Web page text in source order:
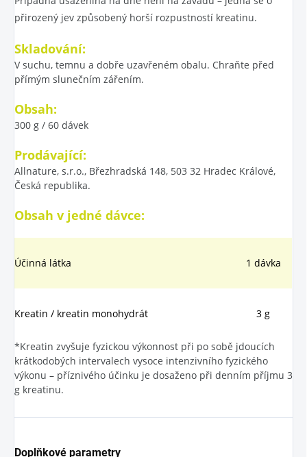
přirozený jev způsobený horší rozpustností kreatinu.
Skladování:
V suchu, temnu a dobře uzavřeném obalu. Chraňte před
přímým slunečním zářením.
Obsah:
300 g / 60 dávek
Prodávající:
Allnature, s.r.o., Březhradská 148, 503 32 Hradec Králové,
Česká republika.
Obsah v jedné dávce:
Účinná látka 1 dávka
Kreatin / kreatin monohydrát 3 g
*Kreatin zvyšuje fyzickou výkonnost při po sobě jdoucích
krátkodobých intervalech vysoce intenzivního fyzického
výkonu – příznivého účinku je dosaženo při denním příjmu 3
g kreatinu.
Doplňkové parametry